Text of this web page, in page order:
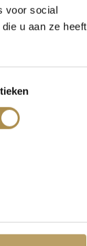
voor social
u aan ze heeft